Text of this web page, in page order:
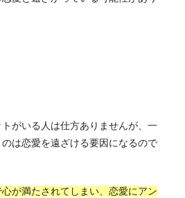
がいる人は仕方ありませんが、一
は恋愛を遠ざける要因になるので
が満たされてしまい、恋愛にアン